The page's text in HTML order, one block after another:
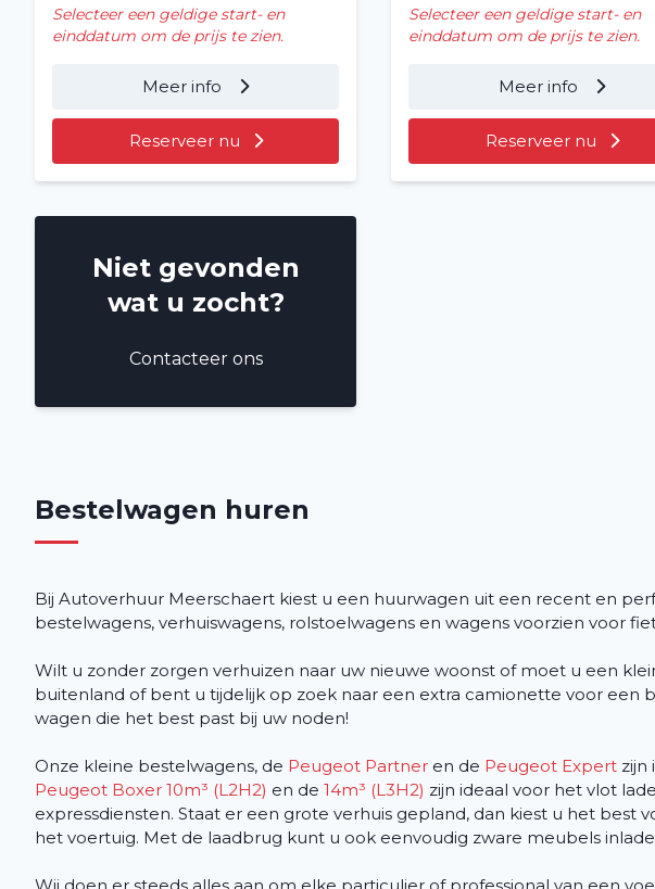
Selecteer een geldige start- en
einddatum om de prijs te zien.
Meer info
Reserveer nu
Selecteer een geldige start- en
einddatum om de prijs te zien.
Meer info
Reserveer nu
Niet gevonden
wat u zocht?
Contacteer ons
Bestelwagen huren
Bij Autoverhuur Meerschaert kiest u een huurwagen uit een recent en
bestelwagens, verhuiswagens, rolstoelwagens en wagens voorzien voor
Wilt u zonder zorgen verhuizen naar uw nieuwe woonst of moet u een
buitenland of bent u tijdelijk op zoek naar een extra camionette voor een
wagen die het best past bij uw noden!
Onze kleine bestelwagens, de Peugeot Partner en de Peugeot Expert zijn
Peugeot Boxer 10m³ (L2H2) en de 14m³ (L3H2) zijn ideaal voor het vlot
expressdiensten. Staat er een grote verhuis gepland, dan kiest u het best
het voertuig. Met de laadbrug kunt u ook eenvoudig zware meubels